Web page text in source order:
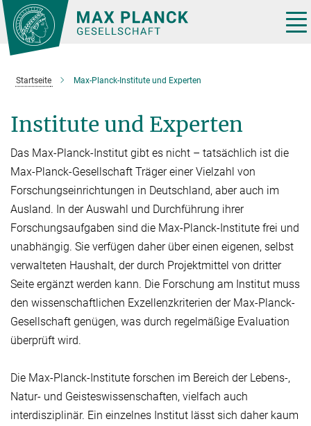
Hauptinhalt
Startseite Max-Planck-Institute und Experten
Institute und Experten
Das Max-Planck-Institut gibt es nicht – tatsächlich ist die
Max-Planck-Gesellschaft Träger einer Vielzahl von
Forschungseinrichtungen in Deutschland, aber auch im
Ausland. In der Auswahl und Durchführung ihrer
Forschungsaufgaben sind die Max-Planck-Institute frei und
unabhän­gig. Sie verfügen daher über einen eige­nen, selbst
verwalteten Haushalt, der durch Projektmit­tel von dritter
Seite er­gänzt werden kann. Die Forschung am Institut muss
den wissen­schaftlichen Exzellenzkriterien der Max-Planck-
Gesellschaft genügen, was durch regelmäßige Evaluation
überprüft wird.
Die Max-Planck-Institute forschen im Bereich der Lebens-,
Natur- und Geisteswissen­schaften, vielfach auch
interdisziplinär. Ein einzelnes Institut lässt sich daher kaum